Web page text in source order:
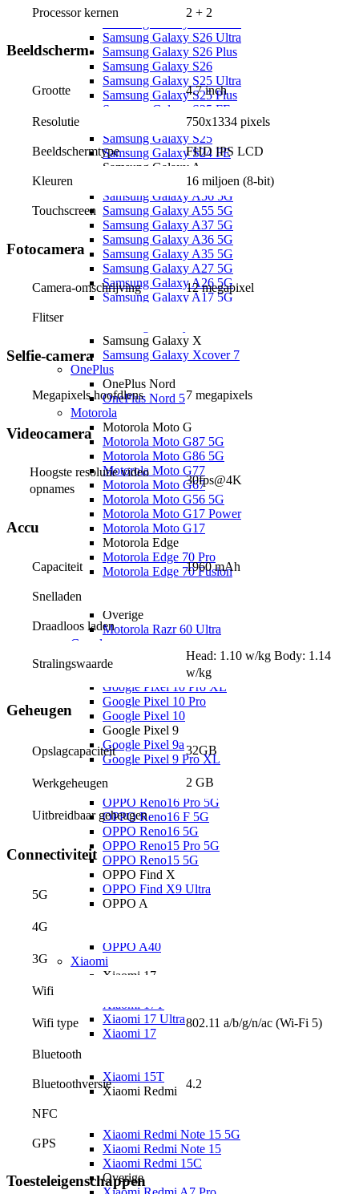
Samsung Galaxy S
Samsung Galaxy S26 Ultra
Samsung Galaxy S26 Plus
Samsung Galaxy S26
Samsung Galaxy S25 Ultra
Samsung Galaxy S25 Plus
Samsung Galaxy S25 FE
Samsung Galaxy S25 Edge
Samsung Galaxy S25
Samsung Galaxy S24 FE
Samsung Galaxy A
Samsung Galaxy A57 5G
Samsung Galaxy A56 5G
Samsung Galaxy A55 5G
Samsung Galaxy A37 5G
Samsung Galaxy A36 5G
Samsung Galaxy A35 5G
Samsung Galaxy A27 5G
Samsung Galaxy A26 5G
Samsung Galaxy A17 5G
Samsung Galaxy X
Samsung Galaxy Xcover 7
OnePlus
OnePlus Nord
OnePlus Nord 5
Motorola
Motorola Moto G
Motorola Moto G87 5G
Motorola Moto G86 5G
Motorola Moto G77
Motorola Moto G67
Motorola Moto G56 5G
Motorola Moto G17 Power
Motorola Moto G17
Motorola Edge
Motorola Edge 70 Pro
Motorola Edge 70 Fusion
Overige
Motorola Razr 60 Ultra
Google
Google Pixel 10
Google Pixel 10a
Google Pixel 10 Pro XL
Google Pixel 10 Pro
Google Pixel 10
Google Pixel 9
Google Pixel 9a
Google Pixel 9 Pro XL
OPPO Reno
OPPO Reno16 Pro 5G
OPPO Reno16 F 5G
OPPO Reno16 5G
OPPO Reno15 Pro 5G
OPPO Reno15 5G
OPPO Find X
OPPO Find X9 Ultra
OPPO A
OPPO A40
Xiaomi
Xiaomi 17
Xiaomi 17T
Xiaomi 17 Ultra
Xiaomi 17
Xiaomi 15T
Xiaomi Redmi
Xiaomi Redmi Note 15 5G
Xiaomi Redmi Note 15
Xiaomi Redmi 15C
Overige
Processor kernen 2 + 2
Beeldscherm
Grootte 4.7 inch
Resolutie 750x1334 pixels
Beeldschermtype FHD IPS LCD
Kleuren 16 miljoen (8-bit)
Touchscreen
Fotocamera
Camera-omschrijving 12 megapixel
Flitser
Selfie-camera
Megapixels hoofdlens 7 megapixels
Videocamera
Hoogste resolutie video
opnames
30fps@4K
Accu
Capaciteit 1960 mAh
Snelladen
Draadloos laden
Stralingswaarde
Head: 1.10 w/kg Body: 1.14
w/kg
Geheugen
Opslagcapaciteit 32GB
Werkgeheugen 2 GB
Uitbreidbaar geheugen
Connectiviteit
5G
4G
3G
Wifi
Wifi type 802.11 a/b/g/n/ac (Wi-Fi 5)
Bluetooth
Bluetoothversie 4.2
NFC
GPS
Toesteleigenschappen